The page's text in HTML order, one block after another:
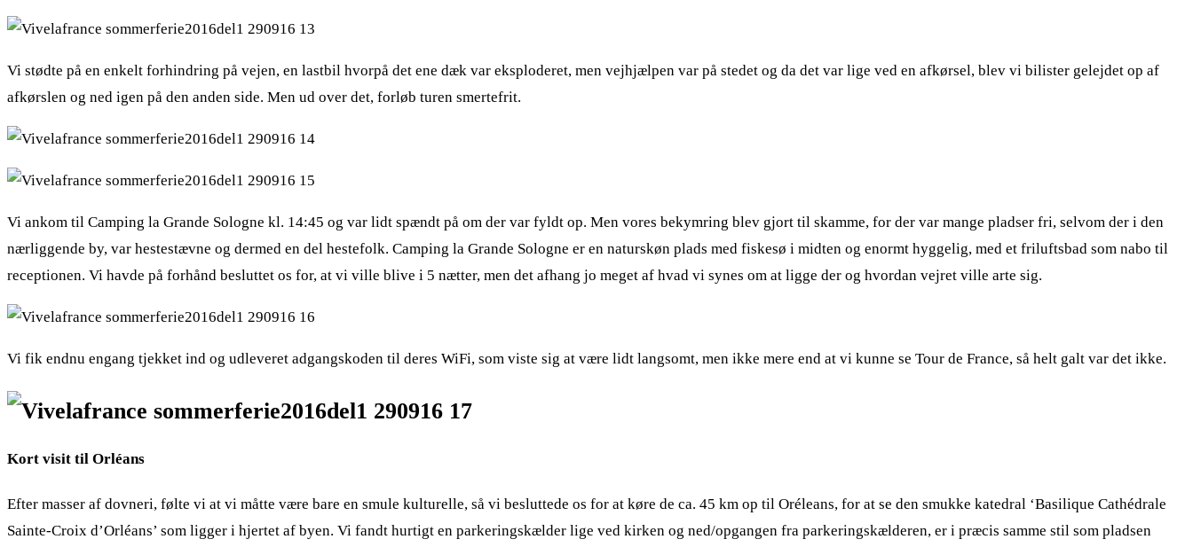
Vi stødte på en enkelt forhindring på vejen, en lastbil hvorpå det ene dæk var eksploderet, men vejhjælpen var på stedet og da det var lige ved en afkørsel, blev vi bilister gelejdet op af
afkørslen og ned igen på den anden side. Men ud over det, forløb turen smertefrit.
Vi ankom til Camping la Grande Sologne kl. 14:45 og var lidt spændt på om der var fyldt op. Men vores bekymring blev gjort til skamme, for der var mange pladser fri, selvom der i den
nærliggende by, var hestestævne og dermed en del hestefolk. Camping la Grande Sologne er en naturskøn plads med fiskesø i midten og enormt hyggelig, med et friluftsbad som nabo til
receptionen. Vi havde på forhånd besluttet os for, at vi ville blive i 5 nætter, men det afhang jo meget af hvad vi synes om at ligge der og hvordan vejret ville arte sig.
Vi fik endnu engang tjekket ind og udleveret adgangskoden til deres WiFi, som viste sig at være lidt langsomt, men ikke mere end at vi kunne se Tour de France, så helt galt var det ikke.
Kort visit til Orléans
Efter masser af dovneri, følte vi at vi måtte være bare en smule kulturelle, så vi besluttede os for at køre de ca. 45 km op til Oréleans, for at se den smukke katedral ‘Basilique Cathédrale
Sainte-Croix d’Orléans’ som ligger i hjertet af byen. Vi fandt hurtigt en parkeringskælder lige ved kirken og ned/opgangen fra parkeringskælderen, er i præcis samme stil som pladsen